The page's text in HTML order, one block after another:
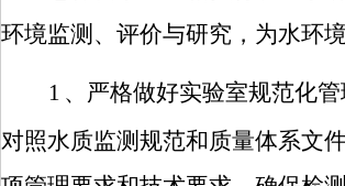
环境监测、评价与研究，为水环
1 、严格做好实验室规范化
对照水质监测规范和质量体系文